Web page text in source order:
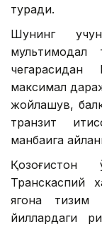
туради.
Шунинг
мультимодал
чегарасидан
максимал
жойлашув,
транзит
манбаига
Қозоғистон
Транскаспий
ягона тизим
йиллардаги